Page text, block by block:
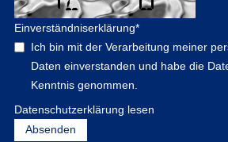
Einverständniserklärung*
Ich bin mit der Verarbeitung meiner
Daten einverstanden und habe die
Kenntnis genommen.
Datenschutzerklärung lesen